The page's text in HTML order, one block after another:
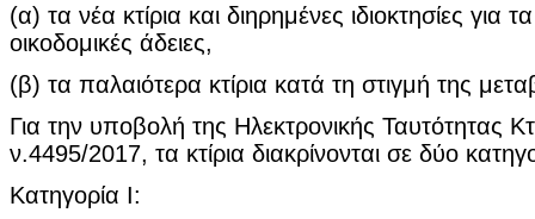
(α) τα νέα κτίρια και διηρημένες ιδιοκτησίες για
οικοδομικές άδειες,
(β) τα παλαιότερα κτίρια κατά τη στιγμή της
Για την υποβολή της Ηλεκτρονικής Ταυτότητας
ν.4495/2017, τα κτίρια διακρίνονται σε δύο
Κατηγορία Ι: